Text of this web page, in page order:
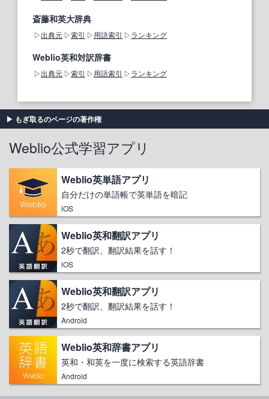
斎藤和英大辞典
出典元 索引 用語索引 ランキング
Weblio英和対訳辞書
出典元 索引 用語索引 ランキング
もぎ取るのページの著作権
Weblio公式学習アプリ
Weblio英単語アプリ
自分だけの単語帳で英単語を暗記
iOS
Weblio英和翻訳アプリ
2秒で翻訳、翻訳結果を話す！
iOS
Weblio英和翻訳アプリ
2秒で翻訳、翻訳結果を話す！
Android
Weblio英和辞書アプリ
英和・和英を一度に検索する英語辞書
Android